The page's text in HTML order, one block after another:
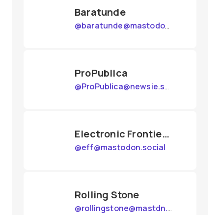
Baratunde
@baratunde@mastodon.social
ProPublica
@ProPublica@newsie.social
Electronic Frontier Foundation
@eff@mastodon.social
Rolling Stone
@rollingstone@mastdn.social